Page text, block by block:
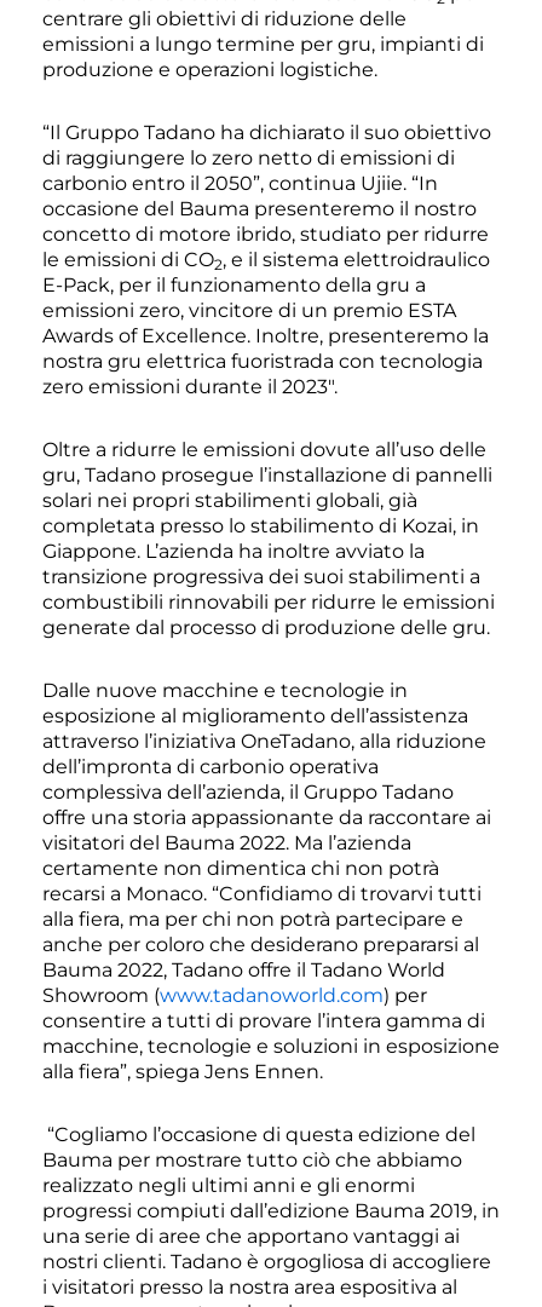
centrare gli obiettivi di riduzione delle
emissioni a lungo termine per gru, impianti di
produzione e operazioni logistiche.
“Il Gruppo Tadano ha dichiarato il suo obiettivo
di raggiungere lo zero netto di emissioni di
carbonio entro il 2050”, continua Ujiie. “In
occasione del Bauma presenteremo il nostro
concetto di motore ibrido, studiato per ridurre
le emissioni di CO2, e il sistema elettroidraulico
E-Pack, per il funzionamento della gru a
emissioni zero, vincitore di un premio ESTA
Awards of Excellence. Inoltre, presenteremo la
nostra gru elettrica fuoristrada con tecnologia
zero emissioni durante il 2023″.
Oltre a ridurre le emissioni dovute all’uso delle
gru, Tadano prosegue l’installazione di pannelli
solari nei propri stabilimenti globali, già
completata presso lo stabilimento di Kozai, in
Giappone. L’azienda ha inoltre avviato la
transizione progressiva dei suoi stabilimenti a
combustibili rinnovabili per ridurre le emissioni
generate dal processo di produzione delle gru.
Dalle nuove macchine e tecnologie in
esposizione al miglioramento dell’assistenza
attraverso l’iniziativa OneTadano, alla riduzione
dell’impronta di carbonio operativa
complessiva dell’azienda, il Gruppo Tadano
offre una storia appassionante da raccontare ai
visitatori del Bauma 2022. Ma l’azienda
certamente non dimentica chi non potrà
recarsi a Monaco. “Confidiamo di trovarvi tutti
alla fiera, ma per chi non potrà partecipare e
anche per coloro che desiderano prepararsi al
Bauma 2022, Tadano offre il Tadano World
Showroom (www.tadanoworld.com) per
consentire a tutti di provare l’intera gamma di
macchine, tecnologie e soluzioni in esposizione
alla fiera”, spiega Jens Ennen.
“Cogliamo l’occasione di questa edizione del
Bauma per mostrare tutto ciò che abbiamo
realizzato negli ultimi anni e gli enormi
progressi compiuti dall’edizione Bauma 2019, in
una serie di aree che apportano vantaggi ai
nostri clienti. Tadano è orgogliosa di accogliere
i visitatori presso la nostra area espositiva al